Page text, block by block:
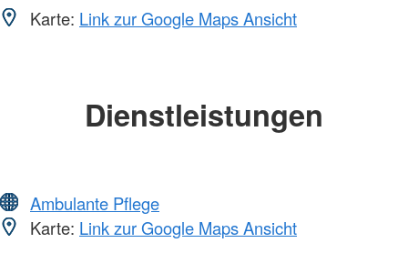
Karte: Link zur Google Maps Ansicht
Dienstleistungen
Ambulante Pflege
Karte: Link zur Google Maps Ansicht